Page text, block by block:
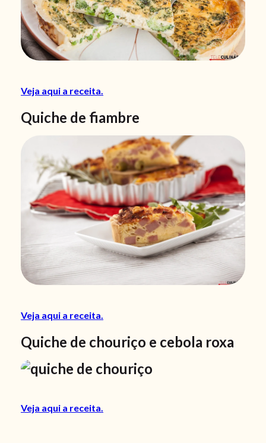
Veja aqui a receita.
Quiche de fiambre
Veja aqui a receita.
Quiche de chouriço e cebola roxa
Veja aqui a receita.